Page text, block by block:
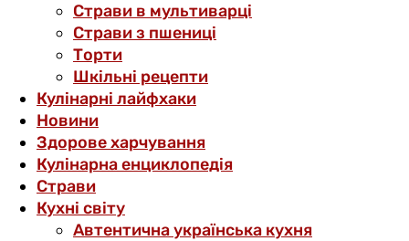
Страви в мультиварці
Страви з пшениці
Торти
Шкільні рецепти
Кулінарні лайфхаки
Новини
Здорове харчування
Кулінарна енциклопедія
Страви
Кухні світу
Автентична українська кухня